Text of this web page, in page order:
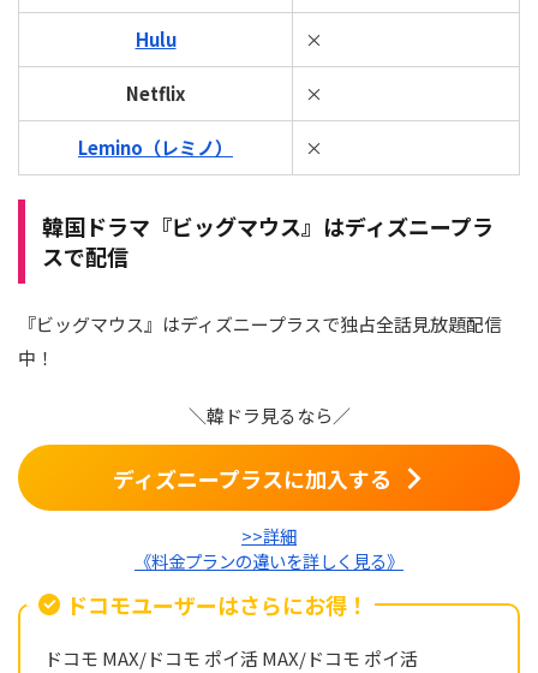
Hulu ×
Netflix ×
Lemino（レミノ） ×
韓国ドラマ『ビッグマウス』はディズニープラ
スで配信
『ビッグマウス』はディズニープラスで独占全話見放題配信
中！
＼韓ドラ見るなら／
ディズニープラスに加入する
>>詳細
《料金プランの違いを詳しく見る》
ドコモユーザーはさらにお得！
ドコモ MAX/ドコモ ポイ活 MAX/ドコモ ポイ活